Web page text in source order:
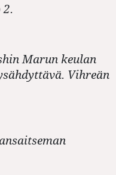
Marun keulan
Vihreän